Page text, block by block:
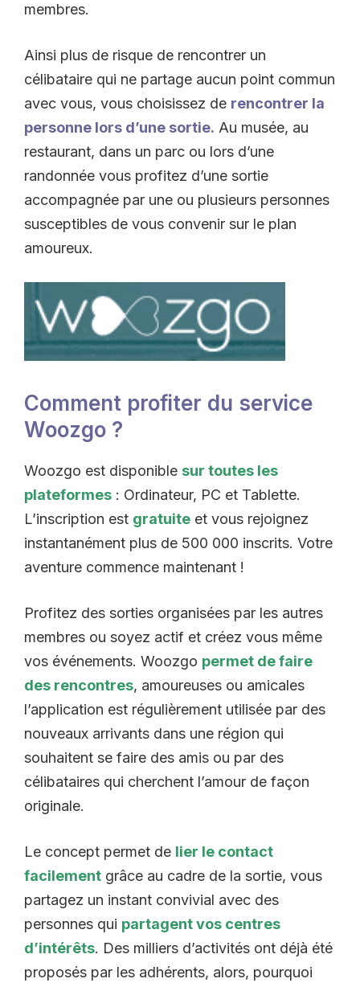
membres.
Ainsi plus de risque de rencontrer un
célibataire qui ne partage aucun point commun
avec vous, vous choisissez de rencontrer la
personne lors d’une sortie. Au musée, au
restaurant, dans un parc ou lors d’une
randonnée vous profitez d’une sortie
accompagnée par une ou plusieurs personnes
susceptibles de vous convenir sur le plan
amoureux.
Comment profiter du service
Woozgo ?
Woozgo est disponible sur toutes les
plateformes : Ordinateur, PC et Tablette.
L’inscription est gratuite et vous rejoignez
instantanément plus de 500 000 inscrits. Votre
aventure commence maintenant !
Profitez des sorties organisées par les autres
membres ou soyez actif et créez vous même
vos événements. Woozgo permet de faire
des rencontres, amoureuses ou amicales
l’application est régulièrement utilisée par des
nouveaux arrivants dans une région qui
souhaitent se faire des amis ou par des
célibataires qui cherchent l’amour de façon
originale.
Le concept permet de lier le contact
facilement grâce au cadre de la sortie, vous
partagez un instant convivial avec des
personnes qui partagent vos centres
d’intérêts. Des milliers d’activités ont déjà été
proposés par les adhérents, alors, pourquoi